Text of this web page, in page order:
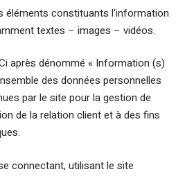
éléments constituants l’information
textes – images – vidéos.
après dénommé « Information (s)
des données personnelles
par le site pour la gestion de
de la relation client et à des fins
connectant, utilisant le site